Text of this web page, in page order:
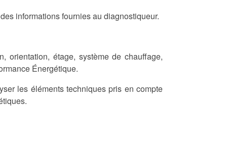
informations fournies au diagnostiqueur.
orientation, étage, système de chauffage,
Énergétique.
les éléments techniques pris en compte